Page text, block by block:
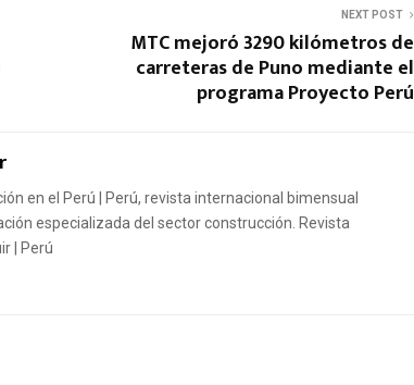
NEXT POST
MTC mejoró 3290 kilómetros de
carreteras de Puno mediante el
programa Proyecto Perú
en el Perú | Perú, revista internacional bimensual
especializada del sector construcción. Revista
| Perú